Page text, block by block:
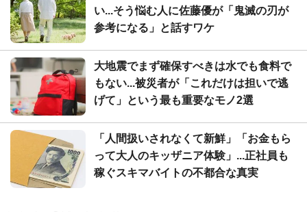
い...そう悩む人に佐藤優が「鬼滅の刃が
参考になる」と話すワケ
大地震でまず確保すべきは水でも食料で
もない...被災者が「これだけは担いで逃
げて」という最も重要なモノ2選
「人間扱いされなくて新鮮」「お金もら
って大人のキッザニア体験」...正社員も
稼ぐスキマバイトの不都合な真実